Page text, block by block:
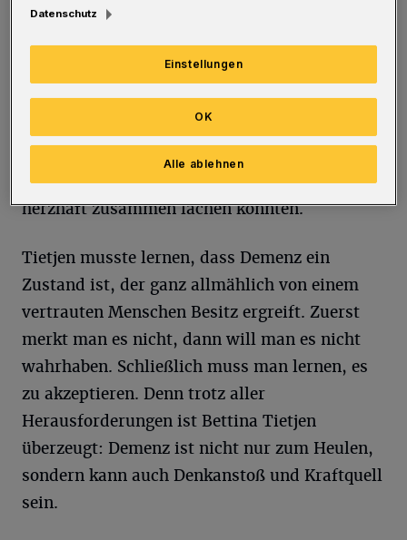
erzählt sie von der Demenzerkrankung ihres
Vaters, vom ersten "Tüdeln" bis zur totalen
Orientierungslosigkeit. Offen und liebevoll
beschreibt sie die Achterbahn ihrer Gefühle,
einen geliebten Menschen zu verlieren, aber
komischen Momente, in denen sie trotz allem
herzhaft zusammen lachen konnten.
Tietjen musste lernen, dass Demenz ein
Zustand ist, der ganz allmählich von einem
vertrauten Menschen Besitz ergreift. Zuerst
merkt man es nicht, dann will man es nicht
wahrhaben. Schließlich muss man lernen, es
zu akzeptieren. Denn trotz aller
Herausforderungen ist Bettina Tietjen
überzeugt: Demenz ist nicht nur zum Heulen,
sondern kann auch Denkanstoß und Kraftquell
sein.
Datenschutz
Einstellungen
Alle ablehnen
OK